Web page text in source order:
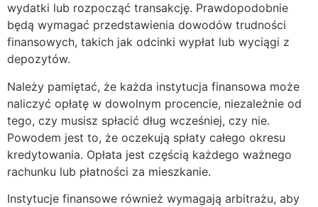
wydatki lub rozpocząć transakcję. Prawdopodobnie
będą wymagać przedstawienia dowodów trudności
finansowych, takich jak odcinki wypłat lub wyciągi z
depozytów.
Należy pamiętać, że każda instytucja finansowa może
naliczyć opłatę w dowolnym procencie, niezależnie od
tego, czy musisz spłacić dług wcześniej, czy nie.
Powodem jest to, że oczekują spłaty całego okresu
kredytowania. Opłata jest częścią każdego ważnego
rachunku lub płatności za mieszkanie.
Instytucje finansowe również wymagają arbitrażu, aby